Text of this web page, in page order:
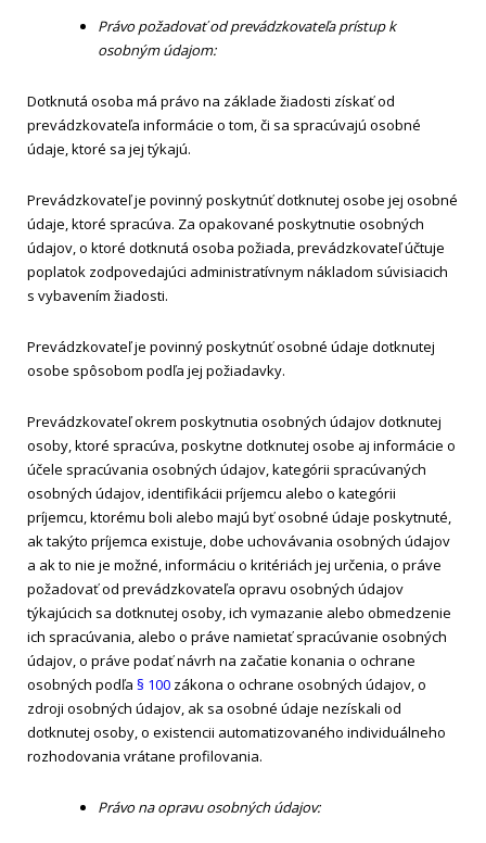
Právo požadovať od prevádzkovateľa prístup k
osobným údajom:
Dotknutá osoba má právo na základe žiadosti získať od
prevádzkovateľa informácie o tom, či sa spracúvajú osobné
údaje, ktoré sa jej týkajú.
Prevádzkovateľ je povinný poskytnúť dotknutej osobe jej osobné
údaje, ktoré spracúva. Za opakované poskytnutie osobných
údajov, o ktoré dotknutá osoba požiada, prevádzkovateľ účtuje
poplatok zodpovedajúci administratívnym nákladom súvisiacich
s vybavením žiadosti.
Prevádzkovateľ je povinný poskytnúť osobné údaje dotknutej
osobe spôsobom podľa jej požiadavky.
Prevádzkovateľ okrem poskytnutia osobných údajov dotknutej
osoby, ktoré spracúva, poskytne dotknutej osobe aj informácie o
účele spracúvania osobných údajov, kategórii spracúvaných
osobných údajov, identifikácii príjemcu alebo o kategórii
príjemcu, ktorému boli alebo majú byť osobné údaje poskytnuté,
ak takýto príjemca existuje, dobe uchovávania osobných údajov
a ak to nie je možné, informáciu o kritériách jej určenia, o práve
požadovať od prevádzkovateľa opravu osobných údajov
týkajúcich sa dotknutej osoby, ich vymazanie alebo obmedzenie
ich spracúvania, alebo o práve namietať spracúvanie osobných
údajov, o práve podať návrh na začatie konania o ochrane
osobných podľa§ 100 zákona o ochrane osobných údajov, o
zdroji osobných údajov, ak sa osobné údaje nezískali od
dotknutej osoby, o existencii automatizovaného individuálneho
rozhodovania vrátane profilovania.
Právo na opravu osobných údajov: